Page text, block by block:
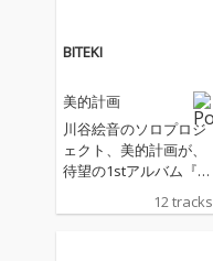
BITEKI
美的計画
川谷絵音のソロプロジ
ェクト、美的計画が、
待望の1stアルバム『BI
ス。 美的計画は、川谷
12 tracks